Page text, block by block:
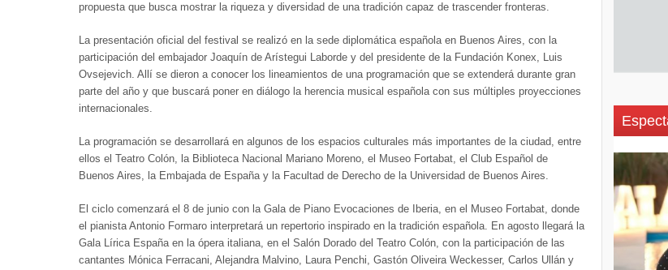
propuesta que busca mostrar la riqueza y diversidad de una tradición capaz de trascender fronteras.
La presentación oficial del festival se realizó en la sede diplomática española en Buenos Aires, con la
participación del embajador Joaquín de Arístegui Laborde y del presidente de la Fundación Konex, Luis
Ovsejevich. Allí se dieron a conocer los lineamientos de una programación que se extenderá durante gran
parte del año y que buscará poner en diálogo la herencia musical española con sus múltiples proyecciones
internacionales.
La programación se desarrollará en algunos de los espacios culturales más importantes de la ciudad, entre
ellos el Teatro Colón, la Biblioteca Nacional Mariano Moreno, el Museo Fortabat, el Club Español de
Buenos Aires, la Embajada de España y la Facultad de Derecho de la Universidad de Buenos Aires.
El ciclo comenzará el 8 de junio con la Gala de Piano Evocaciones de Iberia, en el Museo Fortabat, donde
el pianista Antonio Formaro interpretará un repertorio inspirado en la tradición española. En agosto llegará la
Gala Lírica España en la ópera italiana, en el Salón Dorado del Teatro Colón, con la participación de las
cantantes Mónica Ferracani, Alejandra Malvino, Laura Penchi, Gastón Oliveira Weckesser, Carlos Ullán y